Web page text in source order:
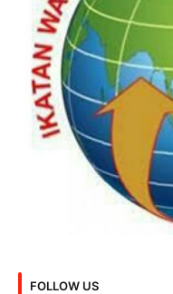
FOLLOW US